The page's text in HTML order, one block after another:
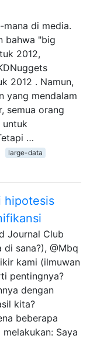
di media.
bahwa "big
2012,
2012 . Namun,
yang mendalam
semua orang
untuk
…
large-data
hipotesis
Journal Club
sana?), @Mbq
kami (ilmuwan
pentingnya?
dengan
kita?
beberapa
Saya